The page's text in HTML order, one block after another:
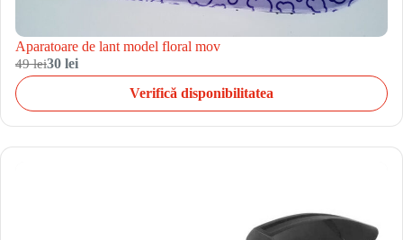
Aparatoare de lant model floral mov
49 lei30 lei
Verifică disponibilitatea